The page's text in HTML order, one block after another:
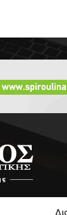
με